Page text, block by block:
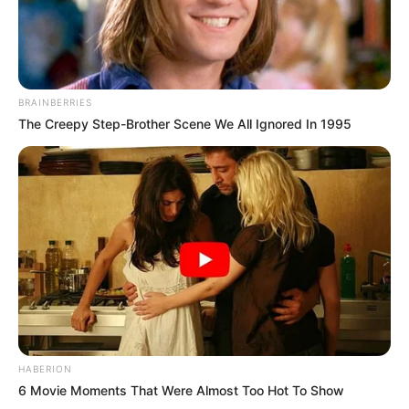
Valorizar e intensificar ações em defesa do SUS, do exercício pleno
da democracia, da vida, da diversidade de realidades e da livre
BRAINBERRIES
The Creepy Step-Brother Scene We All Ignored In 1995
HABERION
6 Movie Moments That Were Almost Too Hot To Show